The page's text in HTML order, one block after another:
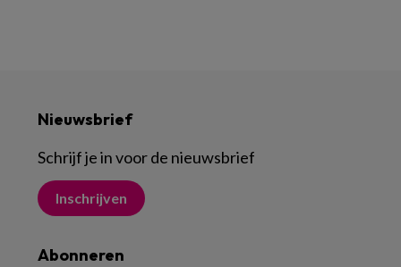
Nieuwsbrief
Schrijf je in voor de nieuwsbrief
Inschrijven
Abonneren